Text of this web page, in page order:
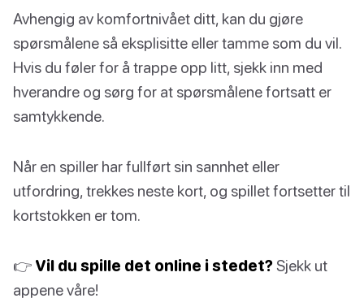
Avhengig av komfortnivået ditt, kan du gjøre
spørsmålene så eksplisitte eller tamme som du vil.
Hvis du føler for å trappe opp litt, sjekk inn med
hverandre og sørg for at spørsmålene fortsatt er
samtykkende.
Når en spiller har fullført sin sannhet eller
utfordring, trekkes neste kort, og spillet fortsetter til
kortstokken er tom.
👉 Vil du spille det online i stedet? Sjekk ut
appene våre!